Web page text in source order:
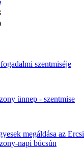
szentmiséje
ünnep - szentmise
megáldása az Ercsi
napi búcsún